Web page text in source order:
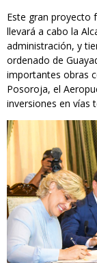
Este gran proyecto
llevará a cabo la
administración, y
ordenado de
importantes obras
Posoroja, el
inversiones en vías